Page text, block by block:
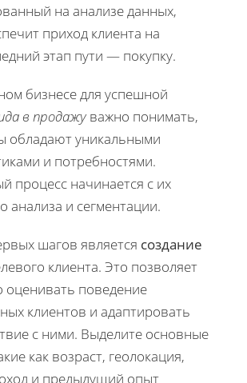
на анализе данных,
приход клиента на
этап пути — покупку.
бизнесе для успешной
в продажуважно понимать,
обладают уникальными
и потребностями.
процесс начинается с их
анализа и сегментации.
шагов является создание
клиента. Это позволяет
оценивать поведение
клиентов и адаптировать
с ними. Выделите основные
как возраст, геолокация,
и предыдущий опыт